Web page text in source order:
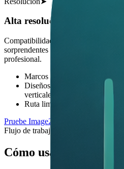
Alta resolución y relaciones
Compatibilidad con una amplia gama
sorprendentes resoluciones de 2K y
profesional.
Marcos nativos 2K con
Diseños adaptables para 1:1,
verticales
Ruta limpia y exclusiva hacia
Pruebe Image2 ahora
Flujo de trabajo
Cómo usar Image2